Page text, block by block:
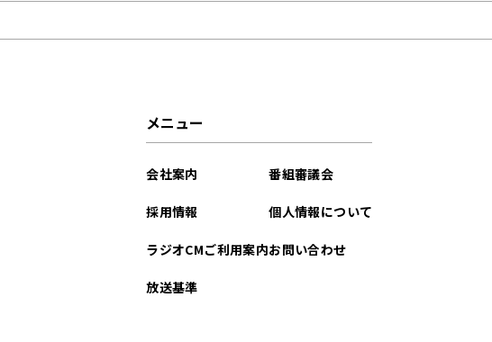
2025年05月
2024年01月
メニュー
会社案内
採用情報
ラジオCMご利用案内
放送基準
番組審議会
個人情報について
お問い合わせ